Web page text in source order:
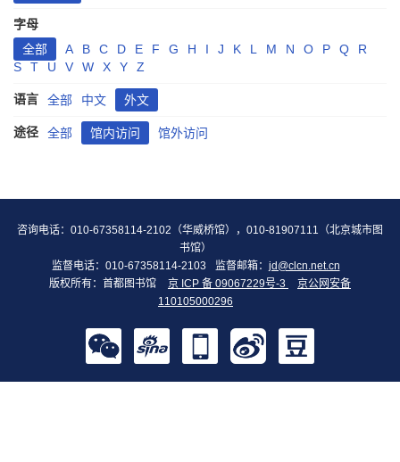
字母
全部
A B C D E F G H I J K L M N O P Q
R
S
T U V W X Y Z
语言 全部 中文 外文
途径 全部 馆内访问 馆外访问
咨询电话：010-67358114-2102（华威桥馆），010-81907111（北京城市图
书馆）
监督电话：010-67358114-2103
监督邮箱： jd@clcn.net.cn
版权所有：首都图书馆
京 ICP 备 09067229号-3
京公网安备
110105000296